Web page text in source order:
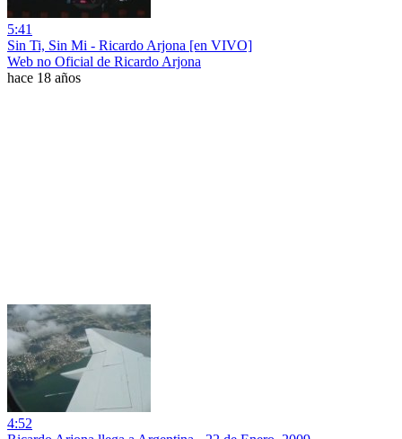
5:41
Sin Ti, Sin Mi - Ricardo Arjona [en VIVO]
Web no Oficial de Ricardo Arjona
hace 18 años
4:52